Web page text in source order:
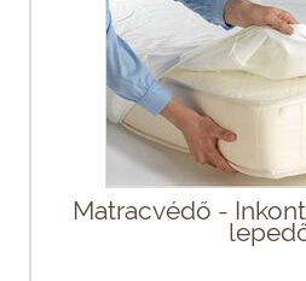
Matracvédő -